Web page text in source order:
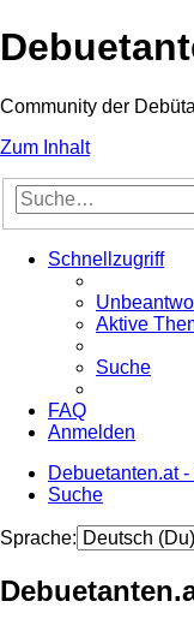
Community der
Zum Inhalt
Schnellzugriff
Aktive
Suche
FAQ
Anmelden
Debuetanten.at
Suche
Sprache: